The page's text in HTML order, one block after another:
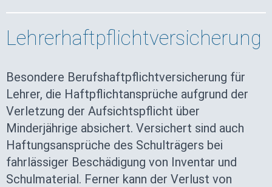
Lehrerhaftpflichtversicherung
Besondere Berufshaftpflichtversicherung für
Lehrer, die Haftpflichtansprüche aufgrund der
Verletzung der Aufsichtspflicht über
Minderjährige absichert. Versichert sind auch
Haftungsansprüche des Schulträgers bei
fahrlässiger Beschädigung von Inventar und
Schulmaterial. Ferner kann der Verlust von